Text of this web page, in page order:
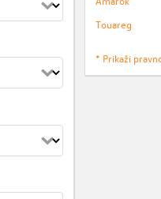
Touareg
* Prikaži